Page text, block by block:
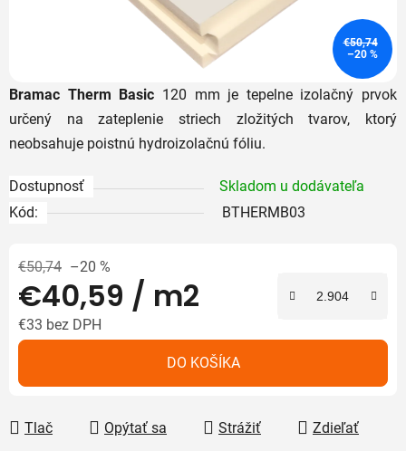
Bramac Therm Basic 120 mm je tepelne izolačný prvok
určený na zateplenie striech zložitých tvarov, ktorý
neobsahuje poistnú hydroizolačnú fóliu.
Dostupnosť
Skladom u dodávateľa
Kód:
BTHERMB03
€50,74 –20 %
€40,59 / m2
€33 bez DPH
DO KOŠÍKA
Tlač Opýtať sa Strážiť Zdieľať
€50,74
–20 %